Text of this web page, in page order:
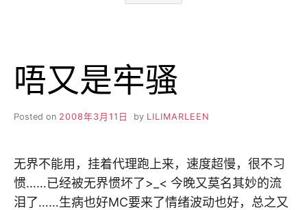
唔又是牢骚
Posted on 2008年3月11日 by LILIMARLEEN
无界不能用，挂着代理跑上来，速度超慢，很不习
惯……已经被无界惯坏了>_< 今晚又莫名其妙的流
泪了……生病也好MC要来了情绪波动也好，总之又